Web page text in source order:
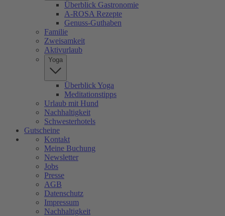
Überblick Gastronomie
A-ROSA Rezepte
Genuss-Guthaben
Familie
Zweisamkeit
Aktivurlaub
Yoga
Überblick Yoga
Meditationstipps
Urlaub mit Hund
Nachhaltigkeit
Schwesterhotels
Gutscheine
Kontakt
Meine Buchung
Newsletter
Jobs
Presse
AGB
Datenschutz
Impressum
Nachhaltigkeit